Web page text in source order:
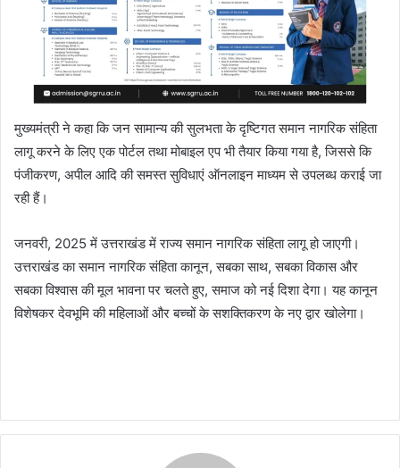
मुख्यमंत्री ने कहा कि जन सामान्य की सुलभता के दृष्टिगत समान नागरिक संहिता
लागू करने के लिए एक पोर्टल तथा मोबाइल एप भी तैयार किया गया है, जिससे कि
पंजीकरण, अपील आदि की समस्त सुविधाएं ऑनलाइन माध्यम से उपलब्ध कराई जा
रही हैं।
जनवरी, 2025 में उत्तराखंड में राज्य समान नागरिक संहिता लागू हो जाएगी।
उत्तराखंड का समान नागरिक संहिता कानून, सबका साथ, सबका विकास और
सबका विश्वास की मूल भावना पर चलते हुए, समाज को नई दिशा देगा। यह कानून
विशेषकर देवभूमि की महिलाओं और बच्चों के सशक्तिकरण के नए द्वार खोलेगा।